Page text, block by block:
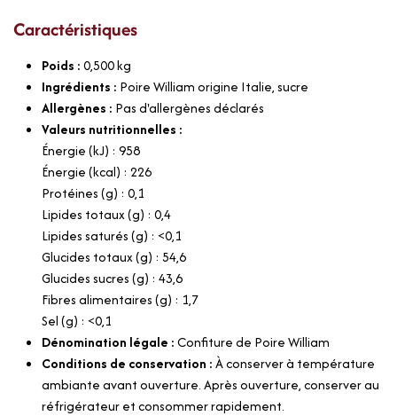
Caractéristiques
Poids :0,500kg
Ingrédients : Poire William origine Italie, sucre
Allergènes : Pas d'allergènes déclarés
Valeurs nutritionnelles :
Énergie (kJ) : 958
Énergie (kcal) : 226
Protéines (g) : 0,1
Lipides totaux (g) : 0,4
Lipides saturés (g) : <0,1
Glucides totaux (g) : 54,6
Glucides sucres (g) : 43,6
Fibres alimentaires (g) : 1,7
Sel (g) : <0,1
Dénomination légale :Confiture de Poire William
Conditions de conservation :À conserver à température
ambiante avant ouverture. Après ouverture, conserver au
réfrigérateur et consommer rapidement.